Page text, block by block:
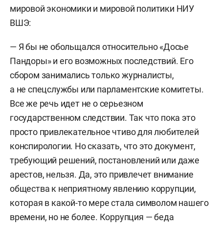
мировой экономики и мировой политики НИУ
ВШЭ:
— Я бы не обольщался относительно «Досье
Пандоры» и его возможных последствий. Его
сбором занимались только журналисты,
а не спецслужбы или парламентские комитеты.
Все же речь идет не о серьезном
государственном следствии. Так что пока это
просто привлекательное чтиво для любителей
конспирологии. Но сказать, что это документ,
требующий решений, постановлений или даже
арестов, нельзя. Да, это привлечет внимание
общества к неприятному явлению коррупции,
которая в какой-то мере стала символом нашего
времени, но не более. Коррупция — беда